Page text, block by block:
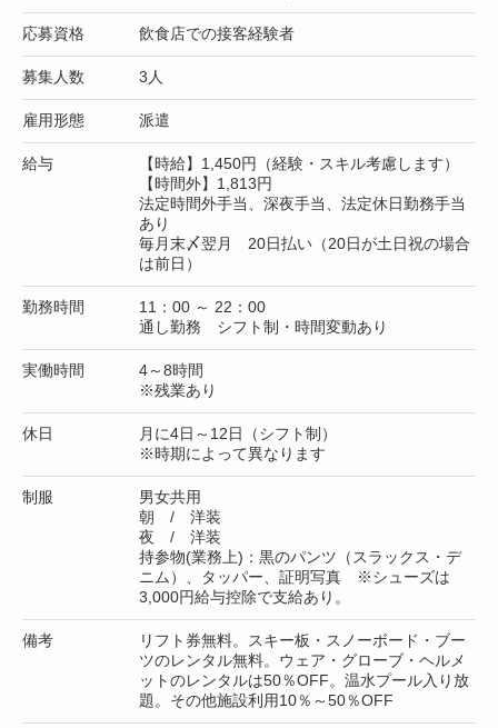
応募資格 飲食店での接客経験者
募集人数 3人
雇用形態 派遣
給与
【時給】1,450円（経験・スキル考慮します）
【時間外】1,813円
法定時間外手当、深夜手当、法定休日勤務手当
あり
毎月末〆翌月 20日払い（20日が土日祝の場合
は前日）
勤務時間
11：00 ～ 22：00
通し勤務 シフト制・時間変動あり
実働時間
4～8時間
※残業あり
休日
月に4日～12日（シフト制）
※時期によって異なります
制服
男女共用
朝 / 洋装
夜 / 洋装
持参物(業務上)：黒のパンツ（スラックス・デ
ニム）、タッパー、証明写真 ※シューズは
3,000円給与控除で支給あり。
備考
リフト券無料。スキー板・スノーボード・ブー
ツのレンタル無料。ウェア・グローブ・ヘルメ
ットのレンタルは50％OFF。温水プール入り放
題。その他施設利用10％～50％OFF